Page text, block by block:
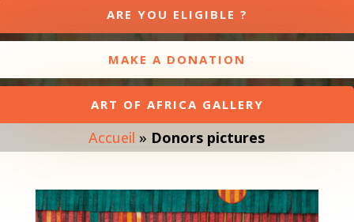
ARE YOU ELIGIBLE ?
MAKE A DONATION
ART OF AFRICA GALLERY
Accueil » Donors pictures